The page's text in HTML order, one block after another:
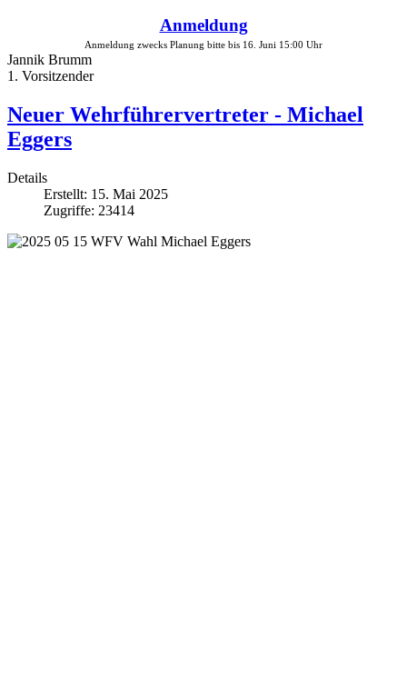
Anmeldung
Anmeldung zwecks Planung bitte bis 16. Juni 15:00 Uhr
Jannik Brumm
1. Vorsitzender
Neuer Wehrführervertreter - Michael
Eggers
Details
Erstellt: 15. Mai 2025
Zugriffe: 23414